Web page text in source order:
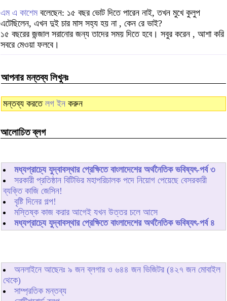
এম এ কাশেমবলেছেন: ১৫ বছর ভোট দিতে পারেন নাই, তখন মুখে কুলুপ
এটেছিলেন, এখন দুই চার মাস সহ্য হয় না , কেন রে ভাই?
১৫ বছরের জন্জাল সরানোর জন্য তাদের সময় দিতে হবে। সবুর করেন , আশা করি
সবরে মেওয়া ফলবে।
আপনার মন্তব্য লিখুনঃ
মন্তব্য করতে লগ ইন করুন
আলোচিত ব্লগ
মধ্যপ্রাচ্যে যুদ্বাবস্থার প্রেক্ষিতে বাংলাদেশের অর্থনৈতিক ভবিষ্যৎ-পর্ব ৩
সরকারী প্রতিষ্ঠান বিটিভির মহাপরিচালক পদে নিয়োগ পেয়েছে বেসরকারী
ব্যক্তি কাজি জেসিন!
বৃষ্টি দিনের গল্প!
মস্তিষ্ক কাজ করার আগেই যখন উত্তর চলে আসে
মধ্যপ্রাচ্যে যুদ্বাবস্থার প্রেক্ষিতে বাংলাদেশের অর্থনৈতিক ভবিষ্যৎ-পর্ব ৪
অনলাইনে আছেনঃ ৯ জন ব্লগার ও ৬৪৪ জন ভিজিটর (৪২৭ জন মোবাইল
থেকে)
সাম্প্রতিক মন্তব্য